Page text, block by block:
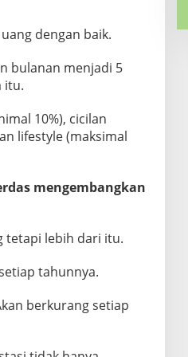
dengan baik.
bulanan menjadi 5
itu.
10%), cicilan
lifestyle (maksimal
mengembangkan
tetapi lebih dari itu.
tahunnya.
berkurang setiap